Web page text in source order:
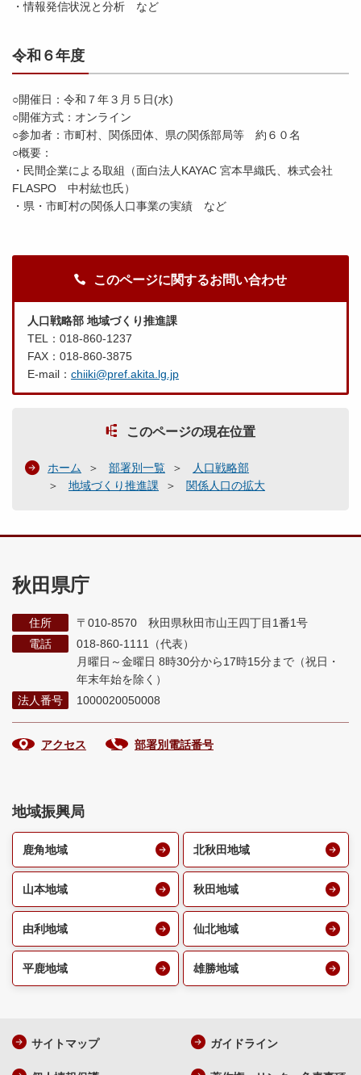
・情報発信状況と分析 など
令和６年度
○開催日：令和７年３月５日(水)
○開催方式：オンライン
○参加者：市町村、関係団体、県の関係部局等 約６０名
○概要：
・民間企業による取組（面白法人KAYAC 宮本早織氏、株式会社
FLASPO 中村紘也氏）
・県・市町村の関係人口事業の実績 など
このページに関するお問い合わせ
人口戦略部 地域づくり推進課
TEL：018-860-1237
FAX：018-860-3875
E-mail： chiiki@pref.akita.lg.jp
このページの現在位置
ホーム 部署別一覧
人口戦略部
地域づくり推進課
関係人口の拡大
秋田県庁
住所
〒010-8570 秋田県秋田市山王四丁目1番1号
電話
018-860-1111（代表）
月曜日～金曜日 8時30分から17時15分まで （祝日・
年末年始を除く）
法人番号
1000020050008
アクセス 部署別電話番号
地域振興局
鹿角地域 北秋田地域
山本地域 秋田地域
由利地域 仙北地域
平鹿地域 雄勝地域
サイトマップ ガイドライン